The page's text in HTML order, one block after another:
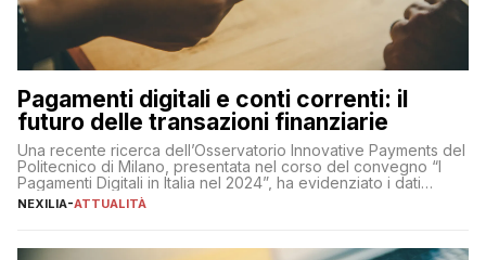
Pagamenti digitali e conti correnti: il
futuro delle transazioni finanziarie
Una recente ricerca dell’Osservatorio Innovative Payments del
Politecnico di Milano, presentata nel corso del convegno “I
Pagamenti Digitali in Italia nel 2024”, ha evidenziato i dati
definitivi del primo semestre 2024 relativamente alle
NEXILIA-ATTUALITÀ